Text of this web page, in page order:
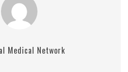
Medical Network